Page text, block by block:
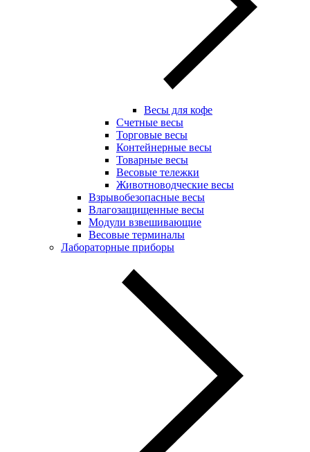
Весы для кофе
Счетные весы
Торговые весы
Контейнерные весы
Товарные весы
Весовые тележки
Животноводческие весы
Взрывобезопасные весы
Влагозащищенные весы
Модули взвешивающие
Весовые терминалы
Лабораторные приборы